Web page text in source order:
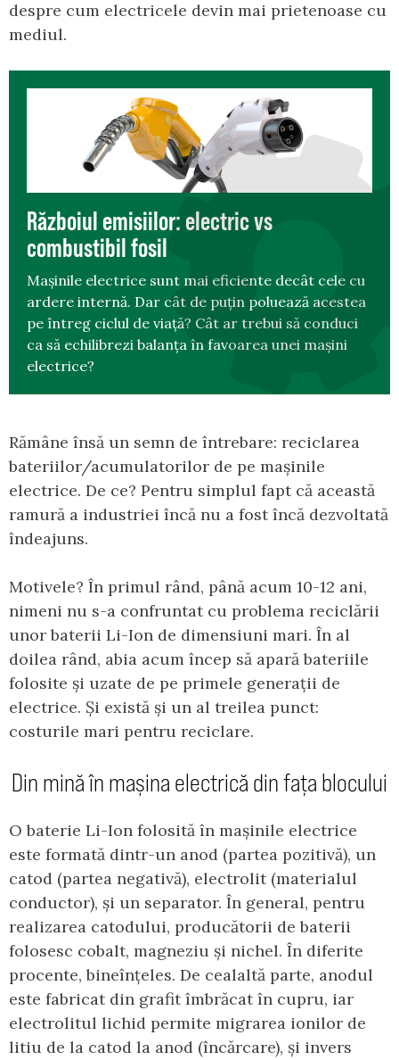
despre cum electricele devin mai prietenoase cu
mediul.
Războiul emisiilor: electric vs
combustibil fosil
Mașinile electrice sunt mai eficiente decât cele cu
ardere internă. Dar cât de puțin poluează acestea
pe întreg ciclul de viață? Cât ar trebui să conduci
ca să echilibrezi balanța în favoarea unei mașini
electrice?
Rămâne însă un semn de întrebare: reciclarea
bateriilor/acumulatorilor de pe mașinile
electrice. De ce? Pentru simplul fapt că această
ramură a industriei încă nu a fost încă dezvoltată
îndeajuns.
Motivele? În primul rând, până acum 10-12 ani,
nimeni nu s-a confruntat cu problema reciclării
unor baterii Li-Ion de dimensiuni mari. În al
doilea rând, abia acum încep să apară bateriile
folosite și uzate de pe primele generații de
electrice. Și există și un al treilea punct:
costurile mari pentru reciclare.
Din mină în mașina electrică din fața blocului
O baterie Li-Ion folosită în mașinile electrice
este formată dintr-un anod (partea pozitivă), un
catod (partea negativă), electrolit (materialul
conductor), și un separator. În general, pentru
realizarea catodului, producătorii de baterii
folosesc cobalt, magneziu și nichel. În diferite
procente, bineînțeles. De cealaltă parte, anodul
este fabricat din grafit îmbrăcat în cupru, iar
electrolitul lichid permite migrarea ionilor de
litiu de la catod la anod (încărcare), și invers